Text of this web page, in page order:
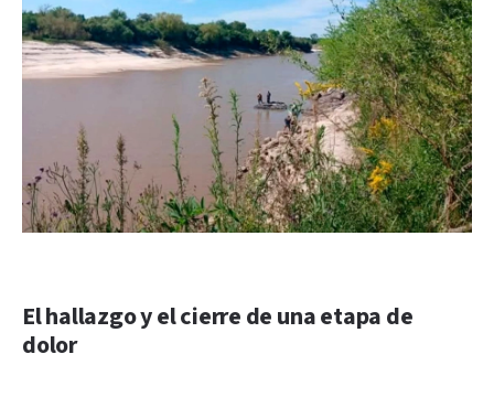
El hallazgo y el cierre de una etapa de
dolor